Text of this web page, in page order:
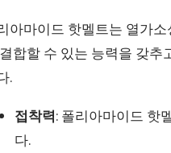
아마이드 핫멜트는 열가
합할 수 있는 능력을 갖추
.
접착력: 폴리아마이드 핫
다.